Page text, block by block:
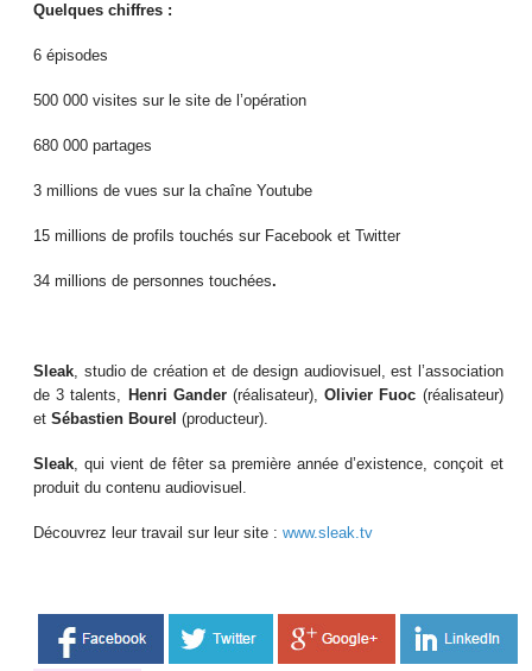
Quelques chiffres :
6 épisodes
500 000 visites sur le site de l’opération
680 000 partages
3 millions de vues sur la chaîne Youtube
15 millions de profils touchés sur Facebook et Twitter
34 millions de personnes touchées.
Sleak, studio de création et de design audiovisuel, est l’association
de 3 talents, Henri Gander(réalisateur),Olivier Fuoc (réalisateur)
etSébastien Bourel (producteur).
Sleak, qui vient de fêter sa première année d’existence, conçoit et
produit du contenu audiovisuel.
Découvrez leur travail sur leur site :www.sleak.tv